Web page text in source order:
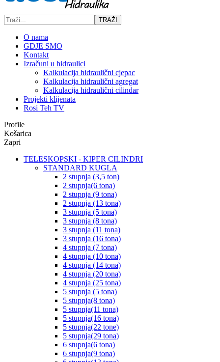
TRAŽI
O nama
GDJE SMO
Kontakt
Izračuni u hidraulici
Kalkulacija hidraulični cjepac
Kalkulacija hidraulični agregat
Kalkulacija hidraulični cilindar
Projekti klijenata
Rosi Teh TV
Profile
Košarica
Zapri
TELESKOPSKI - KIPER CILINDRI
STANDARD KUGLA
2 stupnja (3,5 ton)
2 stupnja(6 tona)
2 stupnja (9 tona)
2 stupnja (13 tona)
3 stupnja (5 tona)
3 stupnja (8 tona)
3 stupnja (11 tona)
3 stupnja (16 tona)
4 stupnja (7 tona)
4 stupnja (10 tona)
4 stupnja (14 tona)
4 stupnja (20 tona)
4 stupnja (25 tona)
5 stupnja (5 tona)
5 stupnja(8 tona)
5 stupnja(11 tona)
5 stupnja(16 tona)
5 stupnja(22 tone)
5 stupnja(29 tona)
6 stupnja(6 tona)
6 stupnja(9 tona)